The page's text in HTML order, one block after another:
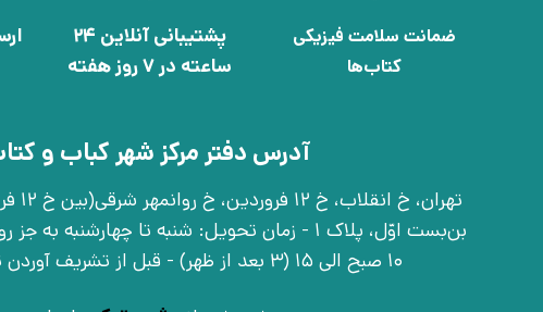
ضمانت سلامت فیزیکی
کتاب‌ها
پشتیبانی آنلاین 24
ساعته در 7 روز هفته
آدرس دفتر مرکز شهر کباب و
بن‌بست اوّل، پلاک 1 - زمان تحویل: شنبه تا
10 صبح الی 15 (3 بعد از ظهر) - قبل از تشریف آوردن تماس بگیرید